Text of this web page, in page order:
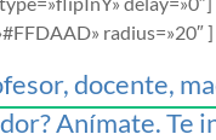
radius=»20″ ]
docente,
Anímate. Te